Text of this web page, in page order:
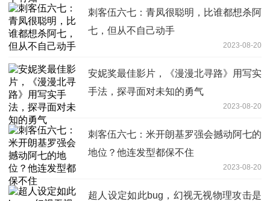
刺客伍六七：青凤很聪明，比谁都想杀阿
七，但从不自己动手
2023-08-20
安妮奖最佳影片，《漫漫北寻路》用写实
手法，探寻面对未知的勇气
2023-08-20
刺客伍六七：米开朗基罗强会撼动阿七的
地位？他连发型都保不住
2023-08-20
超人设定如此bug，幻视无视物理攻击是